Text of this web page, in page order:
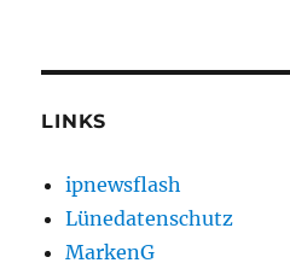
LINKS
ipnewsflash
Lünedatenschutz
MarkenG